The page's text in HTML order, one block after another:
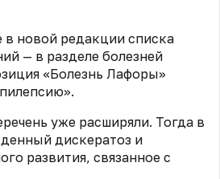
новой редакции списка
— в разделе болезней
«Болезнь Лафоры»
уже расширяли. Тогда в
дискератоз и
развития, связанное с